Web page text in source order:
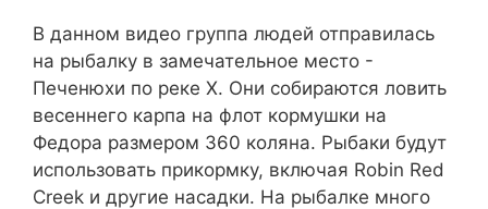
В данном видео группа людей отправилась
на рыбалку в замечательное место -
Печенюхи по реке Х. Они собираются ловить
весеннего карпа на флот кормушки на
Федора размером 360 коляна. Рыбаки будут
использовать прикормку, включая Robin Red
Creek и другие насадки. На рыбалке много